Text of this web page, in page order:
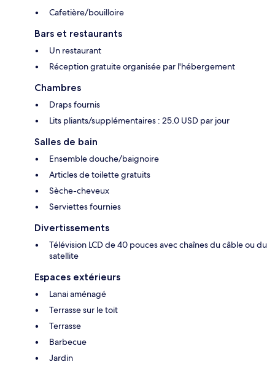
Cafetière/bouilloire
Bars et restaurants
Un restaurant
Réception gratuite organisée par l'hébergement
Chambres
Draps fournis
Lits pliants/supplémentaires : 25.0 USD par jour
Salles de bain
Ensemble douche/baignoire
Articles de toilette gratuits
Sèche-cheveux
Serviettes fournies
Divertissements
Télévision LCD de 40 pouces avec chaînes du câble ou du
satellite
Espaces extérieurs
Lanai aménagé
Terrasse sur le toit
Terrasse
Barbecue
Jardin